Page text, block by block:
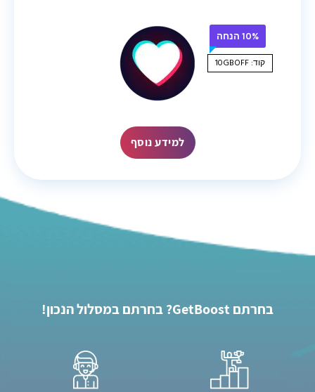
10% הנחה
קוד: 10GBOFF
למידע נוסף
בחרתם GetBoost? בחרתם במסלול הנכון!